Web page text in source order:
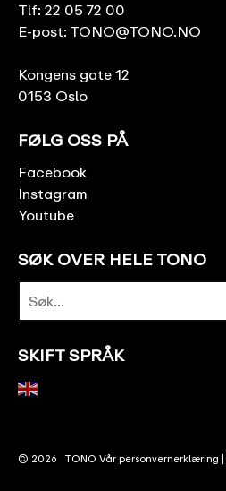
Tlf: 22 05 72 00
E-post: TONO@TONO.NO
Kongens gate 12
0153 Oslo
FØLG OSS PÅ
Facebook
Instagram
Youtube
SØK OVER HELE TONO
SKIFT SPRÅK
© 2026 TONO Vår personvernerklæring |